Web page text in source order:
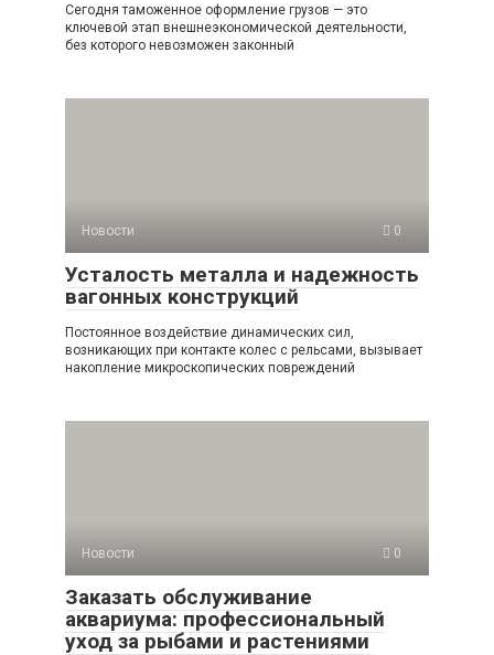
Сегодня таможенное оформление грузов — это
ключевой этап внешнеэкономической деятельности,
без которого невозможен законный
Новости 0
Усталость металла и надежность
вагонных конструкций
Постоянное воздействие динамических сил,
возникающих при контакте колес с рельсами, вызывает
накопление микроскопических повреждений
Новости 0
Заказать обслуживание
аквариума: профессиональный
уход за рыбами и растениями